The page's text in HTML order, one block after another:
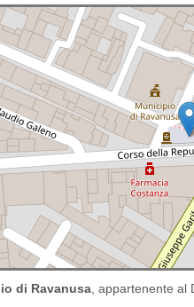
di Ravanusa , appartenente al